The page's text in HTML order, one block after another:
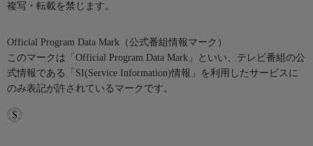
複写・転載を禁じます。
Official Program Data Mark（公式番組情報マーク）
このマークは「Official Program Data Mark」といい、テレビ番組の公
式情報である「SI(Service Information)情報」を利用したサービスに
のみ表記が許されているマークです。